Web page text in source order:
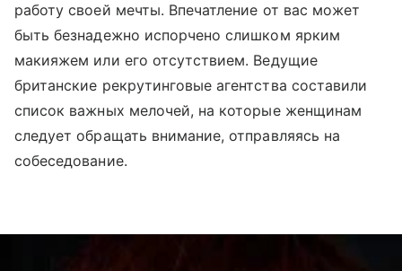
работу своей мечты. Впечатление от вас может
быть безнадежно испорчено слишком ярким
макияжем или его отсутствием. Ведущие
британские рекрутинговые агентства составили
список важных мелочей, на которые женщинам
следует обращать внимание, отправляясь на
собеседование.